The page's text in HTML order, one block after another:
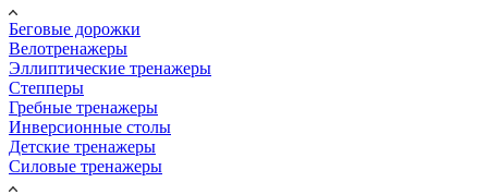
Беговые дорожки
Велотренажеры
Эллиптические тренажеры
Степперы
Гребные тренажеры
Инверсионные столы
Детские тренажеры
Силовые тренажеры